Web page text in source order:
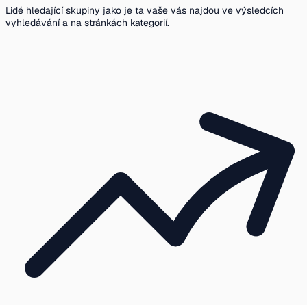
Lidé hledající skupiny jako je ta vaše vás najdou ve výsledcích
vyhledávání a na stránkách kategorií.